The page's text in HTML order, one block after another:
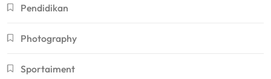
Pendidikan
Photography
Sportaiment